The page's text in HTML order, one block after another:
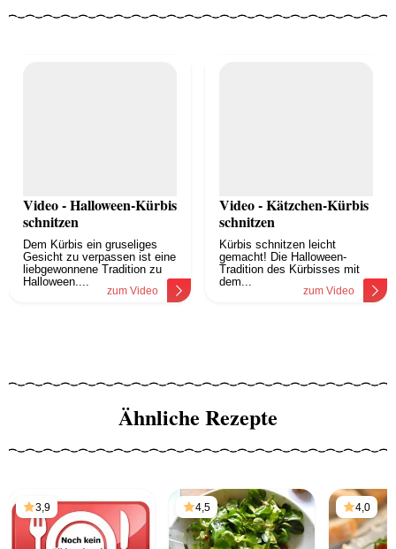
Video - Halloween-Kürbis
schnitzen
Dem Kürbis ein gruseliges
Gesicht zu verpassen ist eine
liebgewonnene Tradition zu
Halloween....
zum Video
Video - Kätzchen-Kürbis
schnitzen
Kürbis schnitzen leicht
gemacht! Die Halloween-
Tradition des Kürbisses mit
dem...
zum Video
Ähnliche Rezepte
3,9 4,5 4,0